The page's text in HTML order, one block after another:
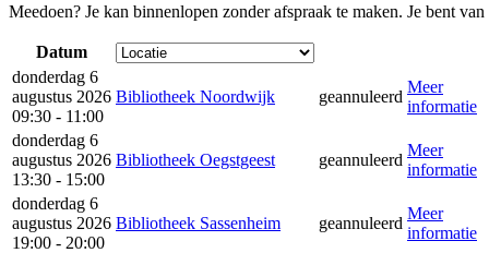
Meedoen? Je kan binnenlopen zonder afspraak te maken. Je bent
Datum
donderdag 6
augustus 2026
09:30 - 11:00
Bibliotheek Noordwijk geannuleerd
Meer
informatie
donderdag 6
augustus 2026
13:30 - 15:00
Bibliotheek Oegstgeest geannuleerd
Meer
informatie
donderdag 6
augustus 2026
19:00 - 20:00
Bibliotheek Sassenheim geannuleerd
Meer
informatie